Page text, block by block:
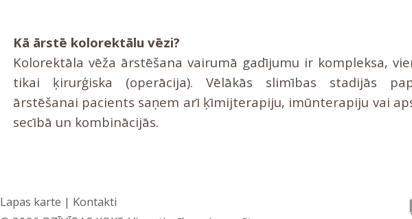
Kā ārstē kolorektālu vēzi?
Kolorektāla vēža ārstēšana vairumā gadījumu ir kompleksa,
tikai ķirurģiska (operācija). Vēlākās slimības stadijās
ārstēšanai pacients saņem arī ķīmijterapiju, imūnterapiju vai
secībā un kombinācijās.
ATGRIEZTIES Iesaki
Lapas karte | Kontakti